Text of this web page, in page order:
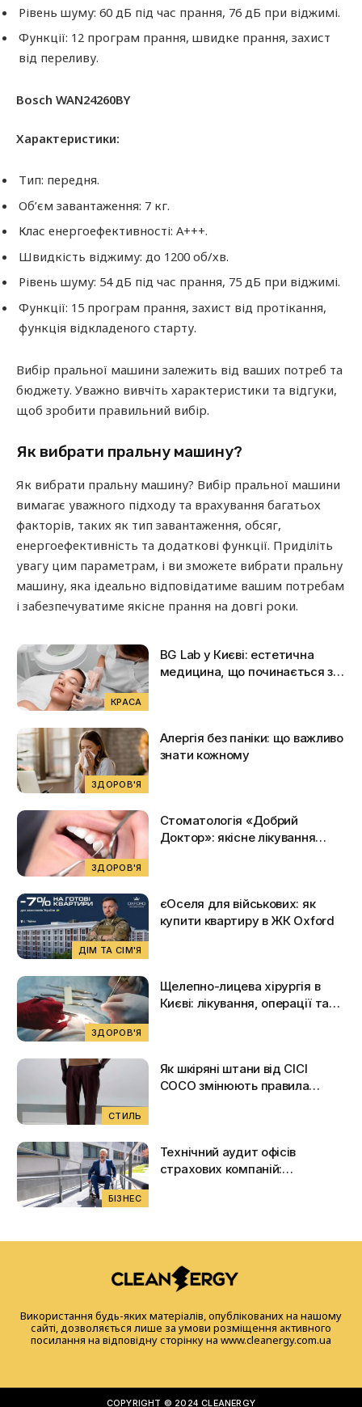
Рівень шуму: 60 дБ під час прання, 76 дБ при віджимі.
Функції: 12 програм прання, швидке прання, захист
від переливу.
Bosch WAN24260BY
Характеристики:
Тип: передня.
Об’єм завантаження: 7 кг.
Клас енергоефективності: A+++.
Швидкість віджиму: до 1200 об/хв.
Рівень шуму: 54 дБ під час прання, 75 дБ при віджимі.
Функції: 15 програм прання, захист від протікання,
функція відкладеного старту.
Вибір пральної машини залежить від ваших потреб та
бюджету. Уважно вивчіть характеристики та відгуки,
щоб зробити правильний вибір.
Як вибрати пральну машину?
Як вибрати пральну машину? Вибір пральної машини
вимагає уважного підходу та врахування багатьох
факторів, таких як тип завантаження, обсяг,
енергоефективність та додаткові функції. Приділіть
увагу цим параметрам, і ви зможете вибрати пральну
машину, яка ідеально відповідатиме вашим потребам
і забезпечуватиме якісне прання на довгі роки.
КРАСА
BG Lab у Києві: естетична
медицина, що починається з
ЗДОРОВ'Я
Алергія без паніки: що важливо
знати кожному
ЗДОРОВ'Я
Стоматологія «Добрий
Доктор»: якісне лікування
ДІМ ТА СІМ'Я
єОселя для військових: як
купити квартиру в ЖК Oxford
ЗДОРОВ'Я
Щелепно-лицева хірургія в
Києві: лікування, операції та
СТИЛЬ
Як шкіряні штани від CICI
COCO змінюють правила
БІЗНЕС
Технічний аудит офісів
страхових компаній:
Використання будь-яких матеріалів, опублікованих на нашому
сайті, дозволяється лише за умови розміщення активного
посилання на відповідну сторінку на www.cleanergy.com.ua
COPYRIGHT © 2024 CLEANERGY